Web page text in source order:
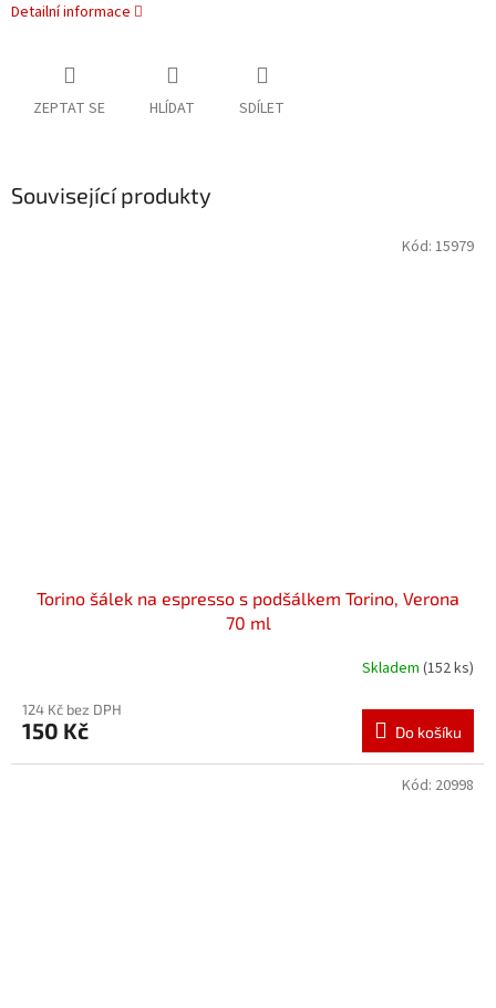
Detailní informace
ZEPTAT SE HLÍDAT SDÍLET
Související produkty
Torino šálek na espresso s podšálkem Torino, Verona
70 ml
Skladem (152 ks)
124 Kč bez DPH
150 Kč Do košíku
Kód: 15979
Kód: 20998